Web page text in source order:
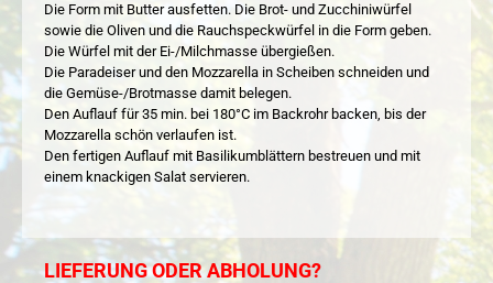
Die Form mit Butter ausfetten. Die Brot- und Zucchiniwürfel
sowie die Oliven und die Rauchspeckwürfel in die Form geben.
Die Würfel mit der Ei-/Milchmasse übergießen.
Die Paradeiser und den Mozzarella in Scheiben schneiden und
die Gemüse-/Brotmasse damit belegen.
Den Auflauf für 35 min. bei 180°C im Backrohr backen, bis der
Mozzarella schön verlaufen ist.
Den fertigen Auflauf mit Basilikumblättern bestreuen und mit
einem knackigen Salat servieren.
LIEFERUNG ODER ABHOLUNG?